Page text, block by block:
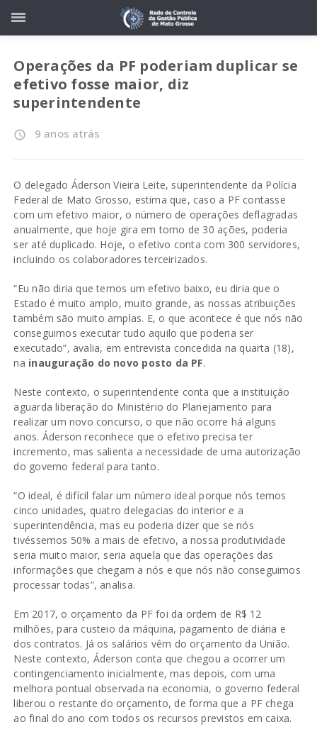
Operações da PF poderiam duplicar se
efetivo fosse maior, diz
superintendente
access_time 9 anos atrás
O delegado Áderson Vieira Leite, superintendente da Polícia
Federal de Mato Grosso, estima que, caso a PF contasse
com um efetivo maior, o número de operações deflagradas
anualmente, que hoje gira em torno de 30 ações, poderia
ser até duplicado. Hoje, o efetivo conta com 300 servidores,
incluindo os colaboradores terceirizados.
“Eu não diria que temos um efetivo baixo, eu diria que o
Estado é muito amplo, muito grande, as nossas atribuições
também são muito amplas. E, o que acontece é que nós não
conseguimos executar tudo aquilo que poderia ser
executado”, avalia, em entrevista concedida na quarta (18),
na inauguração do novo posto da PF.
Neste contexto, o superintendente conta que a instituição
aguarda liberação do Ministério do Planejamento para
realizar um novo concurso, o que não ocorre há alguns
anos. Áderson reconhece que o efetivo precisa ter
incremento, mas salienta a necessidade de uma autorização
do governo federal para tanto.
“O ideal, é difícil falar um número ideal porque nós temos
cinco unidades, quatro delegacias do interior e a
superintendência, mas eu poderia dizer que se nós
tivéssemos 50% a mais de efetivo, a nossa produtividade
seria muito maior, seria aquela que das operações das
informações que chegam a nós e que nós não conseguimos
processar todas”, analisa.
Em 2017, o orçamento da PF foi da ordem de R$ 12
milhões, para custeio da máquina, pagamento de diária e
dos contratos. Já os salários vêm do orçamento da União.
Neste contexto, Áderson conta que chegou a ocorrer um
contingenciamento inicialmente, mas depois, com uma
melhora pontual observada na economia, o governo federal
liberou o restante do orçamento, de forma que a PF chega
ao final do ano com todos os recursos previstos em caixa.